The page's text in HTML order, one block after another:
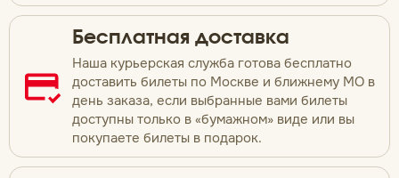
Бесплатная доставка
Наша курьерская служба готова бесплатно
доставить билеты по Москве и ближнему МО в
день заказа, если выбранные вами билеты
доступны только в «бумажном» виде или вы
покупаете билеты в подарок.